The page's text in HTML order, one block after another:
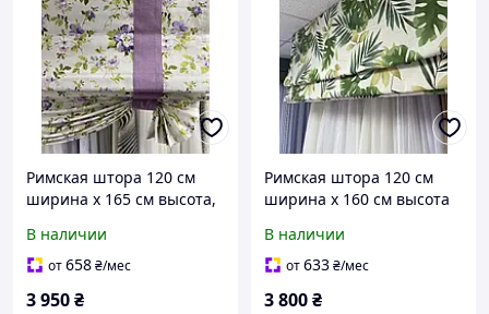
Римская штора 120 см
ширина х 165 см высота,
В наличии
от658₴/мес
3 950₴
Римская штора 120 см
ширина х 160 см высота
В наличии
от633₴/мес
3 800₴